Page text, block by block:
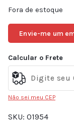
Fora de estoque
Envie-me um
Calcular o Frete
Não sei meu CEP
SKU: 01954